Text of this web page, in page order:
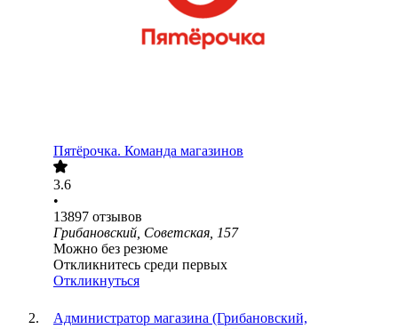
Пятёрочка. Команда магазинов
3.6
•
13897 отзывов
Грибановский, Советская, 157
Можно без резюме
Откликнитесь среди первых
Откликнуться
Администратор магазина (Грибановский,